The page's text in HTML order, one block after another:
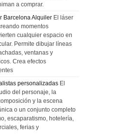
a comprar.
Barcelona Alquiler El láser
momentos
cualquier espacio en
Permite dibujar líneas
ventanas y
Crea efectos
personalizadas El
del personaje, la
y la escena
o un conjunto completo
escaparatismo, hotelería,
ferias y